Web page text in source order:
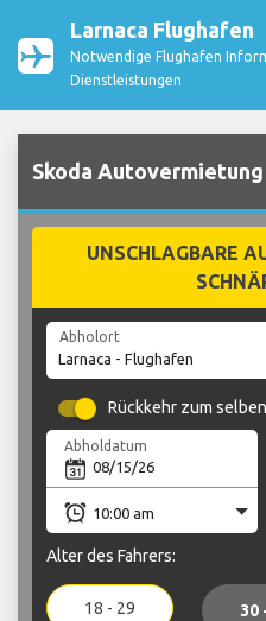
Larnaca Flughafen
Notwendige Flughafen
Dienstleistungen
Skoda
UNSCHLAGBARE
Abholort
Rückkehr zum
Abholdatum
Alter des Fahrers:
18 - 29 30